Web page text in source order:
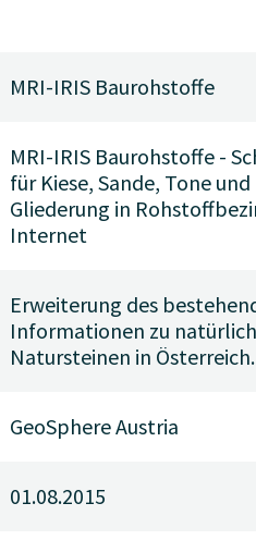
MRI-IRIS Baurohstoffe
MRI-IRIS Baurohstoffe -
für Kiese, Sande, Tone
Gliederung in
Internet
Erweiterung des
Informationen zu
Natursteinen in Österreich.
GeoSphere Austria
01.08.2015